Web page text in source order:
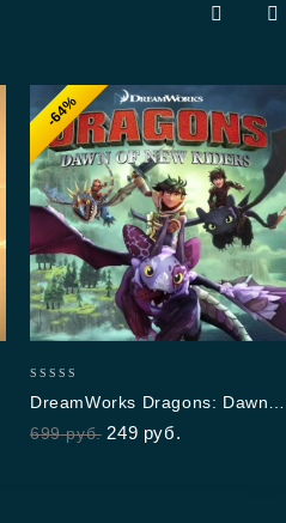
-64%
out
of
DreamWorks Dragons: Dawn
Of New Riders
699руб. 249 руб.